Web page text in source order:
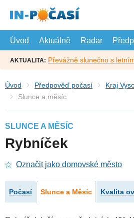
hlavní
Úvod
Aktuálně Radar
AKTUALITA: Převážně slunečno s
Úvod Předpověď počasí Kraj
Slunce a měsíc
SLUNCE A MĚSÍC
Rybníček
Označit jako domovské město
Počasí Slunce a Měsíc Kvalita